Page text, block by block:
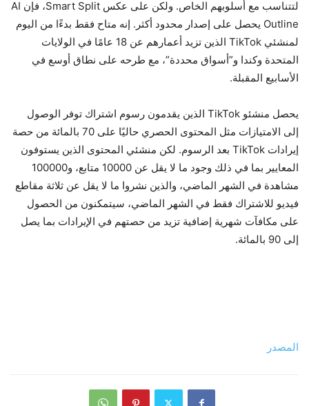
لتتناسب مع أسلوبهم الخاص. ولكن على عكس Smart Split، فإن AI
Outline يحصل على إصدار محدود أكثر. إنه متاح فقط بدءًا من اليوم
لمنشئي TikTok الذين تزيد أعمارهم عن 18 عامًا في الولايات
المتحدة وكندا و”أسواق محددة”، مع طرحه على نطاق أوسع في
الأسابيع المقبلة.
يحصل منشئو TikTok الذين يقدمون رسوم اشتراك توفر الوصول
إلى الامتيازات مثل المحتوى الحصري حاليًا على 70 بالمائة من حصة
إيرادات TikTok بعد الرسوم. لكن منشئي المحتوى الذين يستوفون
المعايير بما في ذلك وجود ما لا يقل عن 10000 متابع، و100000
مشاهدة في الشهر الماضي، والذين نشروا ما لا يقل عن ثلاثة مقاطع
فيديو للاشتراك فقط في الشهر الماضي، سيتمكنون من الحصول
على مكافآت شهرية إضافية تزيد من حصتهم في الإيرادات بما يصل
إلى 90 بالمائة.
المصدر